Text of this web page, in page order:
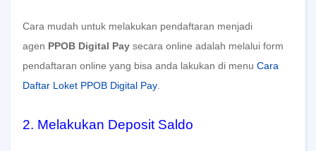
Cara mudah untuk melakukan pendaftaran menjadi
agen PPOB Digital Pay secara online adalah melalui form
pendaftaran online yang bisa anda lakukan di menu Cara
Daftar Loket PPOB Digital Pay
2. Melakukan Deposit Saldo